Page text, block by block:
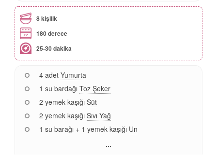
8 kişilik
180 derece
25-30 dakika
4 adet Yumurta
1 su bardağı Toz Şeker
2 yemek kaşığı Süt
2 yemek kaşığı Sıvı Yağ
1 su barağı + 1 yemek kaşığı Un
...